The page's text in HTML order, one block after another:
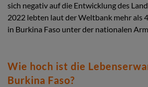
sich negativ auf die Entwicklung des
2022 lebten laut der Weltbank mehr als
in Burkina Faso unter der nationalen
Wie hoch ist die
Burkina Faso?